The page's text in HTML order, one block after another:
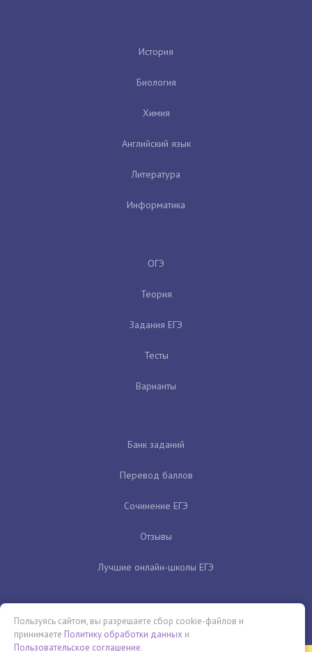
История
Биология
Химия
Английский язык
Литература
Информатика
ОГЭ
Теория
Задания ЕГЭ
Тесты
Варианты
Банк заданий
Перевод баллов
Сочинение ЕГЭ
Отзывы
Лучшие онлайн-школы ЕГЭ
Пользуясь сайтом, вы разрешаете сбор cookie-файлов и
принимаете Политику обработки данных и
Пользовательское соглашение.